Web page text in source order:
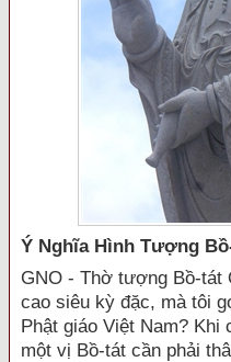
Ý Nghĩa Hình Tượng
GNO - Thờ tượng Bồ-tát
cao siêu kỳ đặc, mà tôi
Phật giáo Việt Nam?
một vị Bồ-tát cần phải